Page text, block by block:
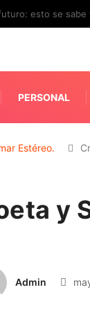
esto se
PERSONAL
Estéreo.
y
Admin